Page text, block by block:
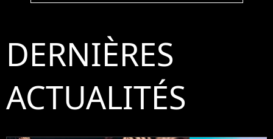
DERNIÈRES
ACTUALITÉS